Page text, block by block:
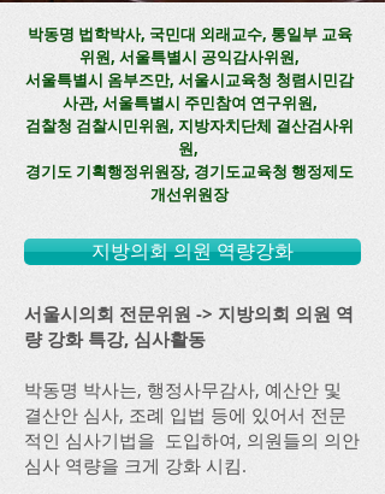
박동명 법학박사, 국민대 외래교수, 통일부 교육
위원, 서울특별시 공익감사위원,
​서울특별시 옴부즈만, 서울시교육청 청렴시민감
사관, 서울특별시 주민참여 연구위원​,
​검찰청 검찰시민위원, 지방자치단체 결산검사위
원,
​경기도 기획행정위원장, 경기도교육청 행정제도
개선위원장
지방의회 의원 역량강화
서울시의회 전문위원 -> 지방의회 의원 역
량 강화 특강, 심사활동
박동명 박사는, 행정사무감사, 예산안 및
결산안 심사, 조례 입법 등에 있어서 전문
적인 심사기법을 도입하여, 의원들의 의안
심사 역량을 크게 강화 시킴.